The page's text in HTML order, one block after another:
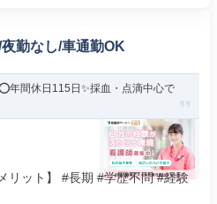
勤なし/車通勤OK
年間休日115日✨採血・点滴中心で
リット】 #長期 #学歴不問 #経験